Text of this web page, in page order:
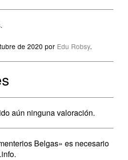
de 2020 por Edu Robsy.
aún ninguna valoración.
Belgas» es necesario